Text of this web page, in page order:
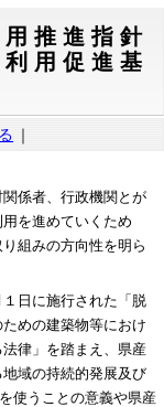
推進指針
利用促進基
｜
係者、行政機関とが
を進めていくため
組みの方向性を明ら
日に施行された「脱
めの建築物等におけ
律」を踏まえ、県産
域の持続的発展及び
使うことの意義や県産